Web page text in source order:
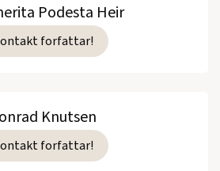
Podesta Heir
forfattar!
Knutsen
forfattar!